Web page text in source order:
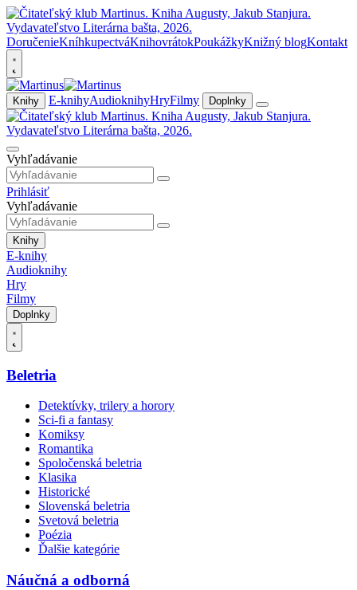
DoručenieKníhkupectváKnihovrátokPoukážkyKnižný blogKontakt
Knihy E-knihyAudioknihyHryFilmy Doplnky
Vyhľadávanie
Prihlásiť
Vyhľadávanie
Knihy
E-knihy
Audioknihy
Hry
Filmy
Doplnky
Beletria
Detektívky, trilery a horory
Sci-fi a fantasy
Komiksy
Romantika
Spoločenská beletria
Klasika
Historické
Slovenská beletria
Svetová beletria
Poézia
Ďalšie kategórie
Náučná a odborná